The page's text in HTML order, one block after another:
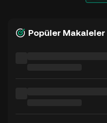
Popüler Makaleler